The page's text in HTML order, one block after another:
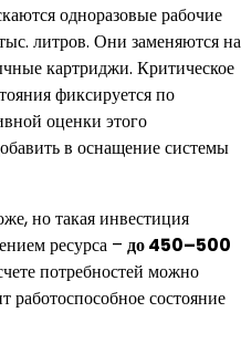
одноразовые рабочие
литров. Они заменяются на
картриджи. Критическое
фиксируется по
оценки этого
в оснащение системы
но такая инвестиция
ресурса – до 450–500
потребностей можно
работоспособное состояние